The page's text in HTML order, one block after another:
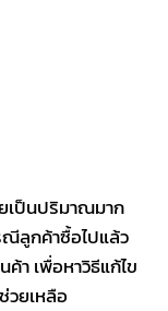
เป็นปริมาณมาก
ณีลูกค้าซื้อไปแล้ว
เพื่อหาวิธีแก้ไข
วยเหลือ